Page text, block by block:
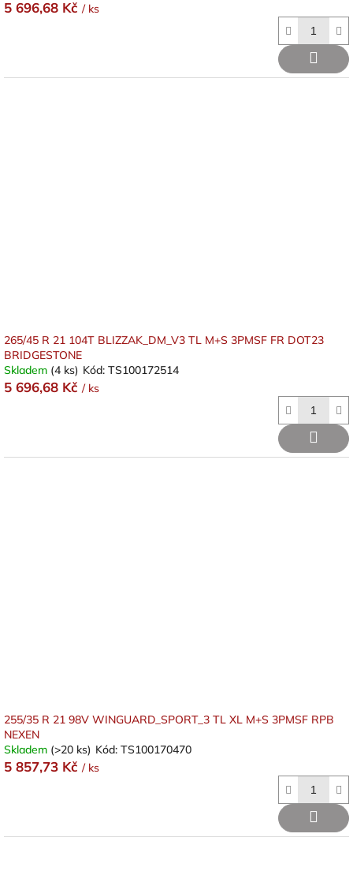
5 696,68 Kč / ks
265/45 R 21 104T BLIZZAK_DM_V3 TL M+S 3PMSF FR DOT23
BRIDGESTONE
Skladem (4 ks) Kód: TS100172514
5 696,68 Kč / ks
255/35 R 21 98V WINGUARD_SPORT_3 TL XL M+S 3PMSF RPB
NEXEN
Skladem (>20 ks) Kód: TS100170470
5 857,73 Kč / ks